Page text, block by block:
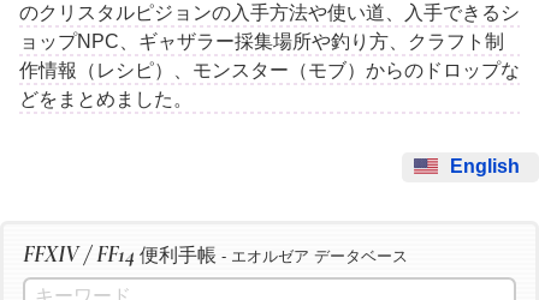
のクリスタルピジョンの入手方法や使い道、入手できるシ
ョップNPC、ギャザラー採集場所や釣り方、クラフト制
作情報（レシピ）、モンスター（モブ）からのドロップな
どをまとめました。
English
FFXIV / FF14 便利手帳 - エオルゼア データベース